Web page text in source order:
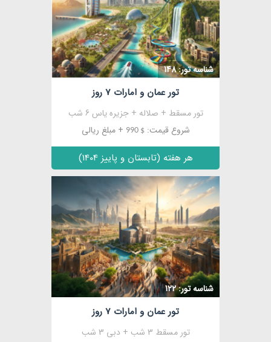
مشاهده
شناسه تور: 148
تور عمان و امارات 7 روز
تور مسقط + صلاله + جزیره یاس 6 شب
شروع قیمت: $ 990 + مبلغ ریالی
هر هفته (تابستان و پاییز 1404)
مشاهده
شناسه تور: 122
تور عمان و امارات 7 روز
تور مسقط 3 شب + دبی 3 شب